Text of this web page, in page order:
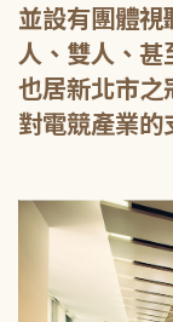
並設有團體視
人、雙人、
也居新北市
對電競產業的